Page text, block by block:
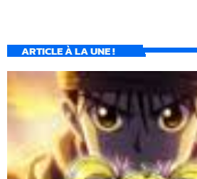
ARTICLE À LA UNE !